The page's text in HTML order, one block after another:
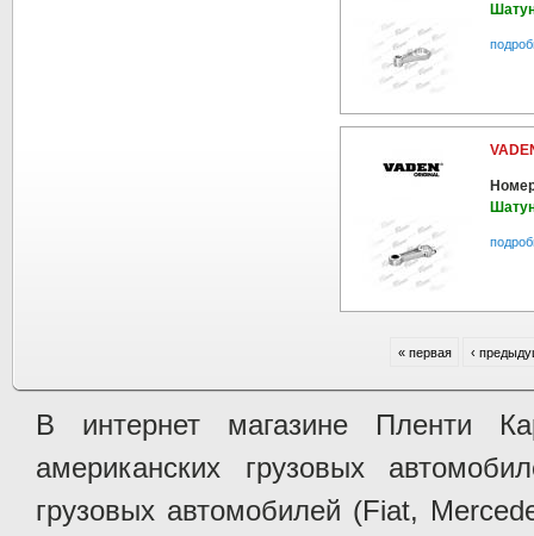
« первая ‹
В интернет магазине Пленти
американских грузовых
грузовых автомобилей (Fiat,